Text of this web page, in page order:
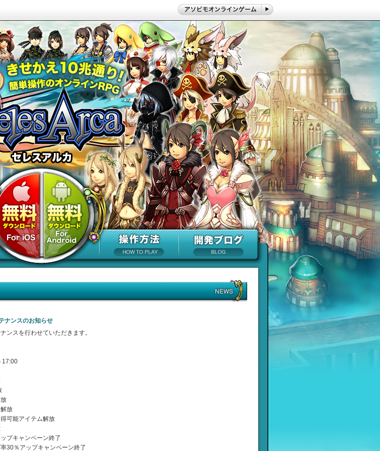
ナンスのお知らせ
ンスを行わせていただきます。
17:00
放
可能アイテム解放
プキャンペーン終了
30％アップキャンペーン終了